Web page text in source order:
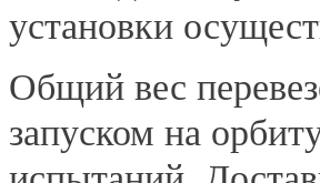
установки
Общий вес
запуском на